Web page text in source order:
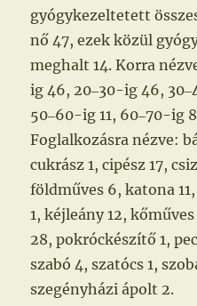
gyógykezeltetett
nő 47, ezek közül
meghalt 14. Korra
ig 46, 20‒30-ig 46,
50‒60-ig 11, 60‒70-ig
Foglalkozásra nézve:
cukrász 1, cipész 17,
földműves 6, katona
1, kéjleány 12,
28, pokróckészítő 1,
szabó 4, szatócs 1,
szegényházi ápolt 2.